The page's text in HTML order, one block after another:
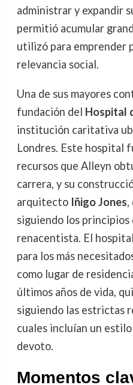
administrar y expandir
permitió acumular
utilizó para emprender
relevancia social.
Una de sus mayores
fundación del Hospital
institución caritativa
Londres. Este hospital
recursos que Alleyn
carrera, y su
arquitecto Iñigo Jones,
siguiendo los
renacentista. El
para los más
como lugar de
últimos años de vida,
siguiendo las estrictas
cuales incluían un
devoto.
Momentos